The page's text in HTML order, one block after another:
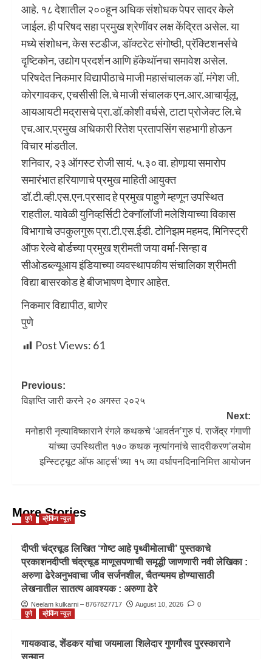
आहे. १८ देशातील २००हून अधिक संशोधक पेपर सादर केले
जाईल. ही परिषद सहा प्रमुख श्रेणींवर लक्ष केंद्रित असेल. या
मध्ये संशोधन, केस स्टडीज, डॉक्टरेट संगोष्ठी, प्रॅक्टिशनर्सचे
दृष्टिकोन, उद्योग प्रदर्शन आणि हॅकेथॉनचा समावेश असेल.
परिषदेत निकमार विद्यापीठाचे माजी महासंचालक डॉ. मंगेश जी.
कोरगावकर, एचसीसी लि.चे माजी संचालक एन.आर.आचार्यूलू,
आयआयटी मद्रासचे प्रा.डॉ.कोशी वर्घसे, टाटा प्रोजेक्ट लि.चे
एच.आर.प्रमुख अधिकारी रितेश प्रतापसिंग सहभागी होऊन
विचार मांडतील.
शनिवार, २३ ऑगस्ट रोजी सायं. ५.३० वा. होणार्‍या समारोप
समारंभात हरियाणाचे प्रमुख माहिती आयुक्त
डॉ.टी.व्ही.एस.एन.प्रसाद हे प्रमुख पाहुणे म्हणून उपस्थित
राहतील. यावेळी युनिव्हर्सिटी टेक्नॉलॉजी मलेशियाच्या विकास
विभागाचे उपकुलगुरू प्रा.टी.एस.ईडी. टोनिझम महमद, मिनिस्ट्री
ऑफ रेल्वे बोर्डच्या प्रमुख श्रीमती जया वर्मा-सिन्हा व
सीओडब्ल्यूआय इंडियाच्या व्यवस्थापकीय संचालिका श्रीमती
विद्या बासरकोड हे बीजभाषण देणार आहेत.
निकमार विद्यापीठ, बाणेर
पुणे
Post Views: 61
Previous:
विज्ञप्ति जारी करने २० अगस्त २०२५
Next:
मनोहारी नृत्याविष्काराने रंगले कथकचे ‘आवर्तन’गुरु पं. राजेंद्र गंगाणी
यांच्या उपस्थितीत १७० कथक नृत्यांगनांचे सादरीकरण’लयोम
इन्स्टिट्यूट ऑफ आर्ट्स’च्या १५ व्या वर्धापनदिनानिमित्त आयोजन
More Stories
पुणे ब्रेकिंग न्यूज़
दीप्ती चंद्रचूड लिखित ‘गोष्ट आहे पृथ्वीमोलाची’ पुस्तकाचे
प्रकाशनदीप्ती चंद्रचूड माणूसपणाची समृद्धी जाणणारी नवी लेखिका :
अरुणा ढेरेअनुभवाचा जीव सर्जनशील, चैतन्यमय होण्यासाठी
लेखनातील सातत्य आवश्यक : अरुणा ढेरे
Neelam kulkarni – 8767827717 August 10, 2026
0
पुणे
ब्रेकिंग न्यूज़
गायकवाड, शेंडकर यांचा जयमाला शिलेदार गुणगौरव पुरस्काराने